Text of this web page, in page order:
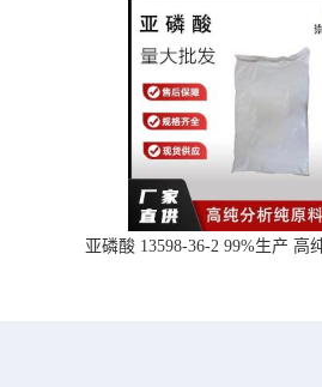
亚磷酸 13598-36-2 99%生产 高